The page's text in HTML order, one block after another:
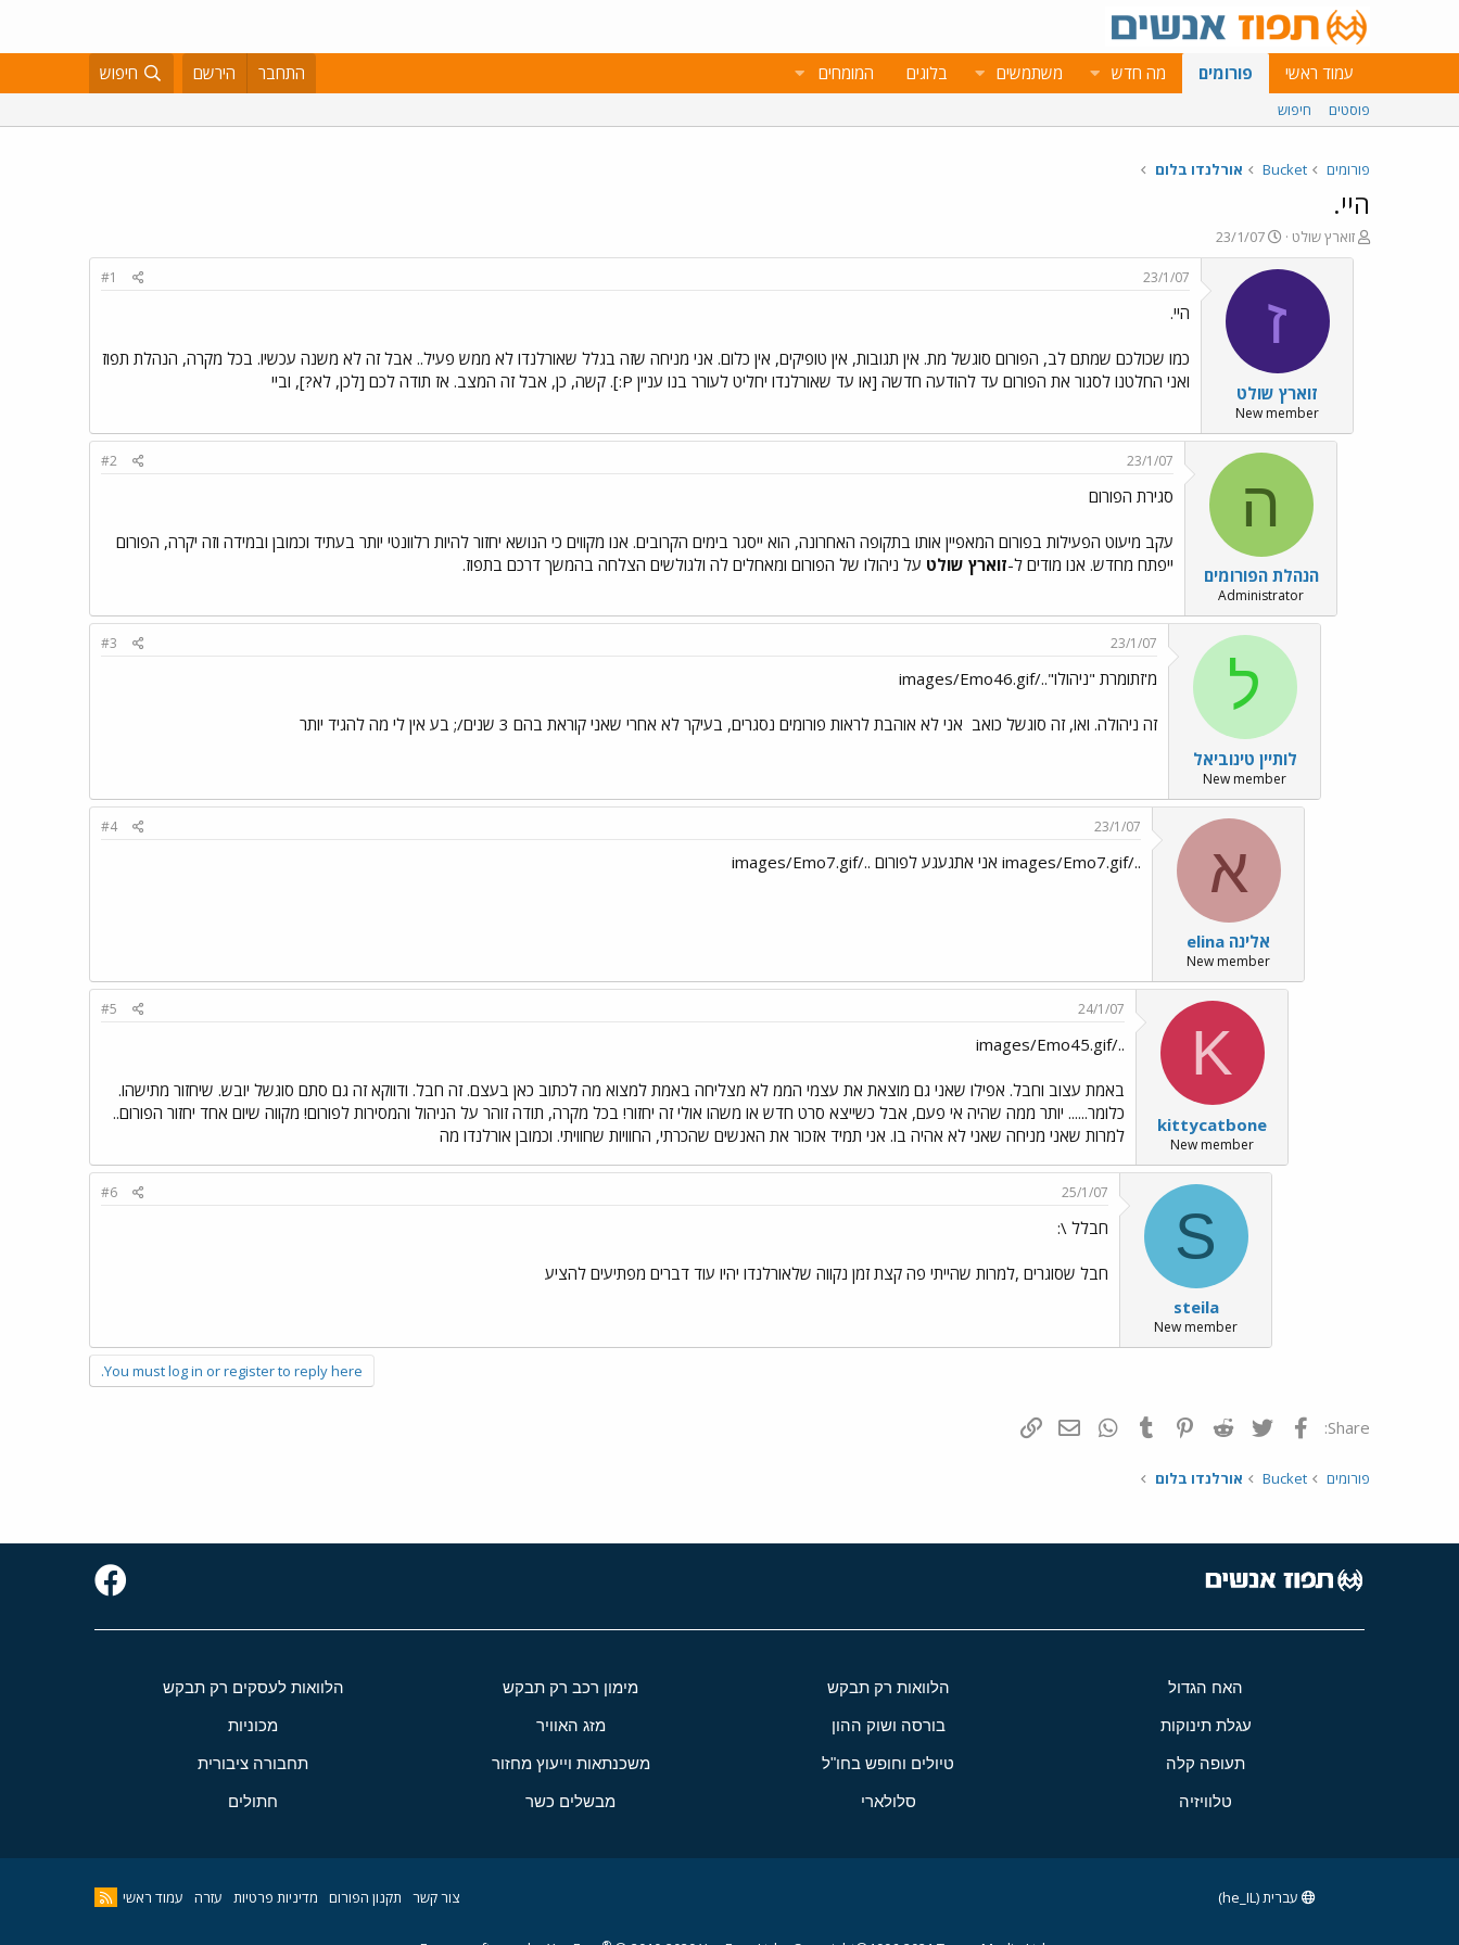
עמוד ראשי פורומים מה חדש משתמשים בלוגים המומחים התחבר הירשם חיפוש
פוסטים חיפוש
פורומים Bucket אורלנדו בלום
היי.
פ
ו
זוארץ שולט
פ
ו
ר
א
ר
ך
23/1/07
ז
זוארץ שולט
New member
23/1/07
#1
היי.
כמו שכולכם שמתם לב, הפורום סוגשל מת. אין תגובות, אין טופיקים, אין כלום. אני מניחה שזה בגלל שאורלנדו לא ממש פעיל.. אבל זה לא משנה עכשיו. בכל מקרה, הנהלת תפוז
ואני החלטנו לסגור את הפורום עד להודעה חדשה [או עד שאורלנדו יחליט לעורר בנו עניין P:]. קשה, כן, אבל זה המצב. אז תודה לכם [לכן, לא?], וביי
ה
הנהלת הפורומים
Administrator
23/1/07
#2
סגירת הפורום
עקב מיעוט הפעילות בפורום המאפיין אותו בתקופה האחרונה, הוא ייסגר בימים הקרובים. אנו מקווים כי הנושא יחזור להיות רלוונטי יותר בעתיד וכמובן ובמידה וזה יקרה, הפורום
ייפתח מחדש. אנו מודים ל-זוארץ שולט על ניהולו של הפורום ומאחלים לה ולגולשים הצלחה בהמשך דרכם בתפוז.
ל
לותיין טינוביאל
New member
23/1/07
#3
מ'זתומרת "ניהולו"../images/Emo46.gif
זה ניהולה. ואו, זה סוגשל כואב אני לא אוהבת לראות פורומים נסגרים, בעיקר לא אחרי שאני קוראת בהם 3 שנים/; בע אין לי מה להגיד יותר
א
אלינה elina
New member
23/1/07
#4
../images/Emo7.gif אני אתגעגע לפורום ../images/Emo7.gif
K
kittycatbone
New member
24/1/07
#5
../images/Emo45.gif
באמת עצוב וחבל. אפילו שאני גם מוצאת את עצמי הממ לא מצליחה באמת למצוא מה לכתוב כאן בעצם. זה חבל. ודווקא זה גם סתם סוגשל יובש. שיחזור מתישהו.
כלומר...... יותר ממה שהיה אי פעם, אבל כשייצא סרט חדש או משהו אולי זה יחזור! בכל מקרה, תודה זוהר על הניהול והמסירות לפורום! מקווה שיום אחד יחזור הפורום..
למרות שאני מניחה שאני לא אהיה בו. אני תמיד אזכור את האנשים שהכרתי, החוויות שחוויתי. וכמובן אורלנדו מה
S
steila
New member
25/1/07
#6
חבלל \:
חבל שסוגרים ,למרות שהייתי פה קצת זמן נקווה שלאורלנדו יהיו עוד דברים מפתיעים להציע
You must log in or register to reply here.
Share: פייסבוק Twitter
Reddit
Pinterest
Tumblr
WhatsAppדואר אלקטרוני
פורומים Bucket אורלנדו בלום
האח הגדול הלוואות רק תבקש מימון רכב רק תבקש הלוואות לעסקים רק תבקש
עגלת תינוקות בורסה ושוק ההון מזג האוויר מכוניות
תעופה קלה טיולים וחופש בחו"ל משכנתאות וייעוץ מחזור תחבורה ציבורית
טלוויזיה סלולארי מבשלים כשר חתולים
צור קשר תקנון הפורום מדיניות פרטיות עזרה עמוד ראשי עברית (he_IL)